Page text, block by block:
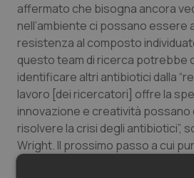
Tumore ovarico
Tumori del Polmone &
Tumori gastrointestinali
Ulcera & Reflusso
affermato che bisogna ancora
nell’ambiente ci possano essere
resistenza al composto
questo team di ricerca potrebbe
identificare altri antibiotici dalla
lavoro [dei ricercatori] offre la
innovazione e creatività possano
risolvere la crisi degli antibiotici”,
Wright. Il prossimo passo a cui
sviluppare un farmaco a partire